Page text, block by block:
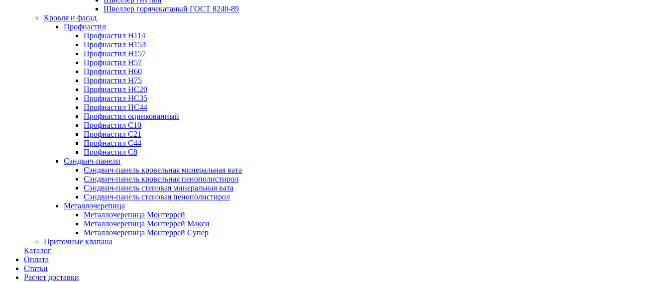
Швеллер горячекатаный ГОСТ 8240-89
Кровля и фасад
Профнастил
Профнастил Н114
Профнастил Н153
Профнастил Н157
Профнастил Н57
Профнастил Н60
Профнастил Н75
Профнастил НС20
Профнастил НС35
Профнастил НС44
Профнастил оцинкованный
Профнастил С10
Профнастил С21
Профнастил С44
Профнастил С8
Сэндвич-панели
Сэндвич-панель кровельная минеральная вата
Сэндвич-панель кровельная пенополистирол
Сэндвич-панель стеновая минеральная вата
Сэндвич-панель стеновая пенополистирол
Металлочерепица
Металлочерепица Монтеррей
Металлочерепица Монтеррей Макси
Металлочерепица Монтеррей Супер
Приточные клапана
Каталог
Оплата
Статьи
Расчет доставки